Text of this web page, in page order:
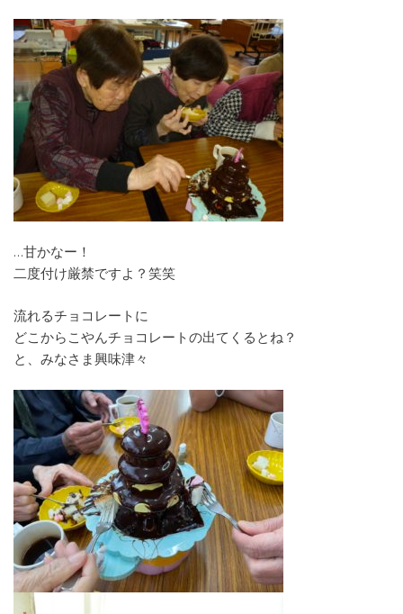
…甘かなー！
二度付け厳禁ですよ？笑笑
流れるチョコレートに
どこからこやんチョコレートの出てくるとね？
と、みなさま興味津々